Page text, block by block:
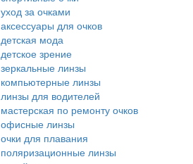
уход за очками
аксессуары для очков
детская мода
детское зрение
зеркальные линзы
компьютерные линзы
линзы для водителей
мастерская по ремонту очков
офисные линзы
очки для плавания
поляризационные линзы